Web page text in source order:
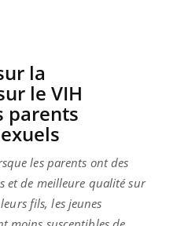
la
le VIH
parents
les parents ont des
et de meilleure qualité sur
fils, les jeunes